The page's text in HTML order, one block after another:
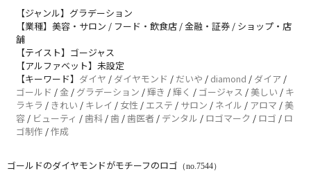
【ジャンル】グラデーション
【業種】美容・サロン / フード・飲食店 / 金融・証券 / ショップ・店
舗
【テイスト】ゴージャス
【アルファベット】未設定
【キーワード】 ダイヤ / ダイヤモンド / だいや / diamond / ダイア /
ゴールド / 金 / グラデーション /輝き /輝く / ゴージャス /美しい / キ
ラキラ / きれい / キレイ / 女性 / エステ / サロン / ネイル / アロマ /美
容 / ビューティ /歯科 /歯 /歯医者 / デンタル / ロゴマーク / ロゴ / ロ
ゴ制作 /作成
ゴールドのダイヤモンドがモチーフのロゴ （no.7544）